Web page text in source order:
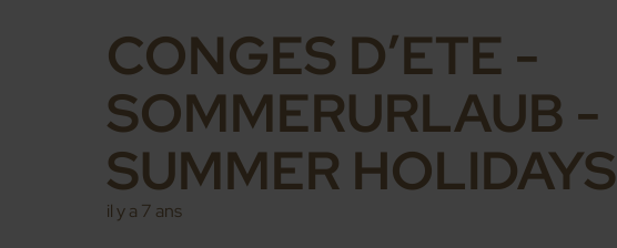
CONGES D’ETE -
SOMMERURLAUB -
SUMMER HOLIDAYS
il y a 7 ans